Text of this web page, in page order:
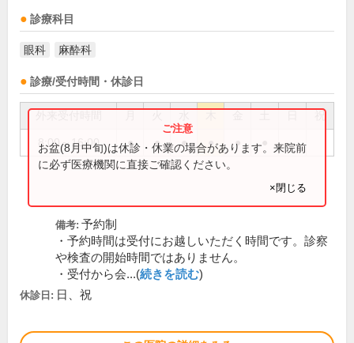
診療科目
眼科 麻酔科
診療/受付時間・休診日
祝
8:00～16:00 ● ● ● ● ●
お盆(8月中旬)は休診・休業の場合があります。来院前
に必ず医療機関に直接ご確認ください。
×閉じる
備考: 予約制
・予約時間は受付にお越しいただく時間です。診察
や検査の開始時間ではありません。
・受付から会...(続きを読む)
休診日: 日、祝